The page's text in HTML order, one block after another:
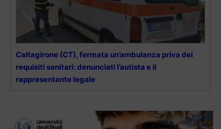
Caltagirone (CT), fermata un’ambulanza priva dei
requisiti sanitari: denunciati l’autista e il
rappresentante legale